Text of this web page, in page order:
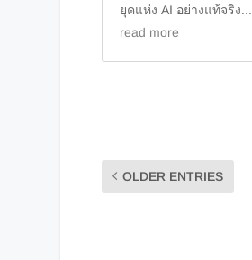
ยุคแห่ง AI อย่างแท้จริง...
read more
OLDER ENTRIES